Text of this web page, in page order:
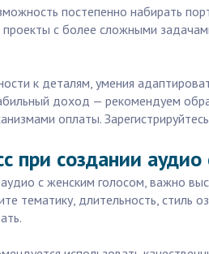
постепенно набирать
с более сложными
к деталям, умения
доход — рекомендуем
оплаты.
при создании
с женским голосом, важно
тематику, длительность, стиль